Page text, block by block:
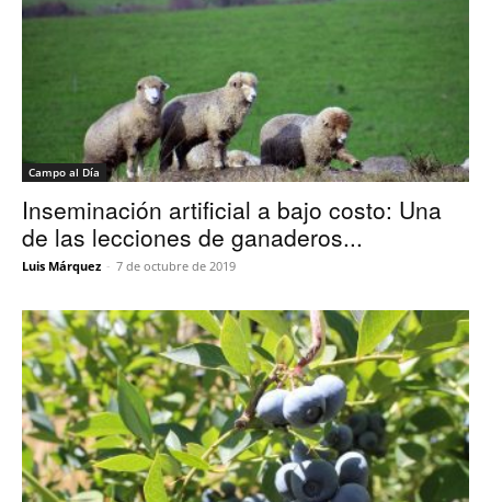
Campo al Día
Inseminación artificial a bajo costo: Una
de las lecciones de ganaderos...
Luis Márquez - 7 de octubre de 2019